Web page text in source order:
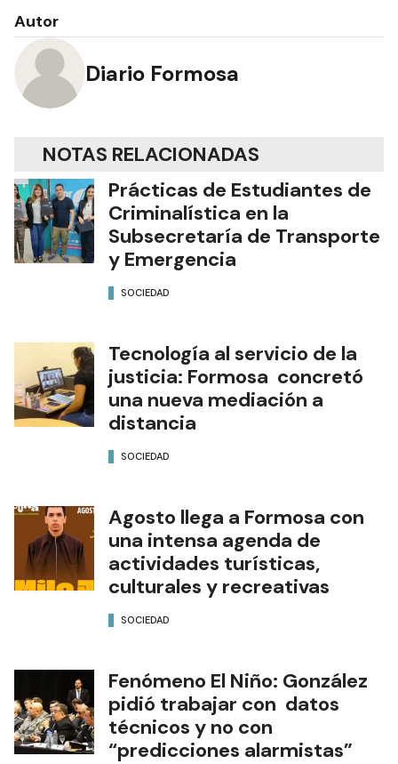
Autor
Diario Formosa
NOTAS RELACIONADAS
Prácticas de Estudiantes de
Criminalística en la
Subsecretaría de Transporte
y Emergencia
SOCIEDAD
Tecnología al servicio de la
justicia: Formosa concretó
una nueva mediación a
distancia
SOCIEDAD
Agosto llega a Formosa con
una intensa agenda de
actividades turísticas,
culturales y recreativas
SOCIEDAD
Fenómeno El Niño: González
pidió trabajar con datos
técnicos y no con
“predicciones alarmistas”